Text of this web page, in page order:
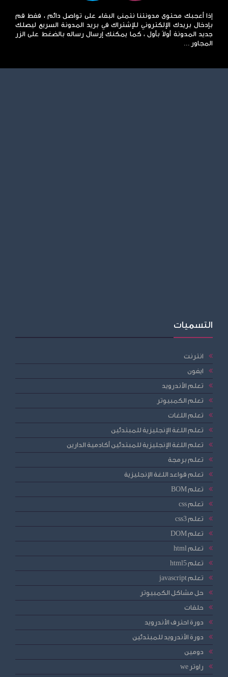
إذا أعجبك محتوى مدونتنا نتمنى البقاء على تواصل دائم ، فقط قم
بإدخال بريدك الإلكتروني للإشتراك في بريد المدونة السريع ليصلك
جديد المدونة أولاً بأول ، كما يمكنك إرسال رساله بالضغط على الزر
المجاور ...
التسميات
انترنت
ايفون
تعلم الأندرويد
تعلم الكمبيوتر
تعلم اللغات
تعلم اللغة الإنجليزية للمبتدئين
تعلم اللغة الإنجليزية للمبتدئين أكادمية الدارين
تعلم برمجة
تعلم قواعد اللغة الإنجليزية
تعلم BOM
تعلم css
تعلم css3
تعلم DOM
تعلم html
تعلم html5
تعلم javascript
حل مشاكل الكمبيوتر
حلقات
دورة احترف الأندرويد
دورة الأندرويد للمبتدئين
دومين
راوتر we